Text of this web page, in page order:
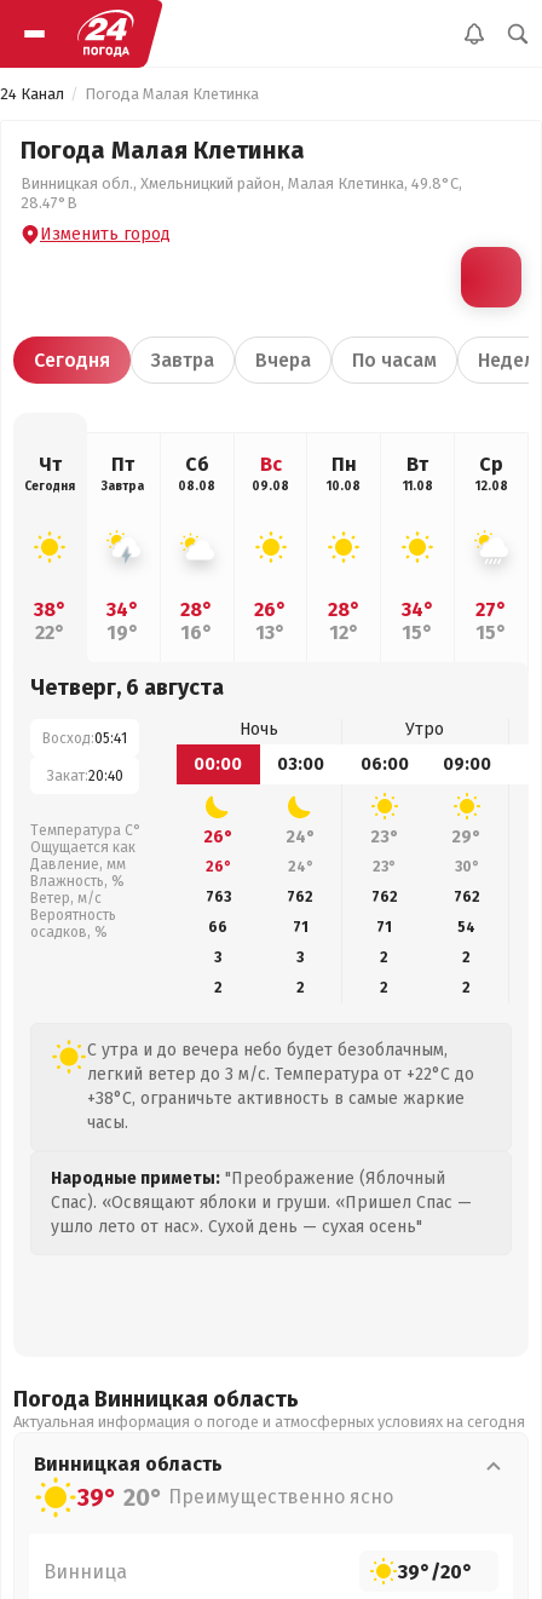
24 Канал Погода Малая Клетинка
Погода Малая Клетинка
Винницкая обл., Хмельницкий район, Малая Клетинка, 49.8°С,
28.47°В
Изменить город
Сегодня Завтра Вчера По часам
Чт
Сегодня
38°
22°
Пт
Завтра
34°
19°
Сб
08.08
28°
16°
Вс
09.08
26°
13°
Пн
10.08
28°
12°
Вт
11.08
34°
15°
Ср
12.08
27°
15°
Четверг, 6 августа
Восход:05:41
Закат:20:40
Температура С°
Ощущается как
Давление, мм
Влажность, %
Ветер, м/с
Вероятность
осадков, %
Ночь
Утро
00:00
03:00 06:00 09:00
26° 24° 23° 29°
26° 24° 23° 30°
763
762 762 762
66
71 71 54
3
3 2
2
2
2 2 2
С утра и до вечера небо будет безоблачным,
легкий ветер до 3 м/с. Температура от +22°C до
+38°C, ограничьте активность в самые жаркие
часы.
Народные приметы: "Преображение (Яблочный
Спас). «Освящают яблоки и груши. «Пришел Спас —
ушло лето от нас». Сухой день — сухая осень"
Погода Винницкая область
Актуальная информация о погоде и атмосферных условиях на сегодня
Винницкая область
39° 20° Преимущественно ясно
Винница 39°/20°